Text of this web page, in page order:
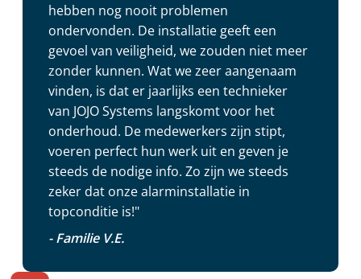
hebben nog nooit problemen
ondervonden. De installatie geeft een
gevoel van veiligheid, we zouden niet meer
zonder kunnen. Wat we zeer aangenaam
vinden, is dat er jaarlijks een technieker
van JOJO Systems langskomt voor het
onderhoud. De medewerkers zijn stipt,
voeren perfect hun werk uit en geven je
steeds de nodige info. Zo zijn we steeds
zeker dat onze alarminstallatie in
topconditie is!"
- Familie V.E.